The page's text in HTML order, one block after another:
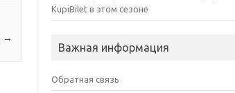
→
KupiBilet в этом сезоне
Важная информация
Обратная связь